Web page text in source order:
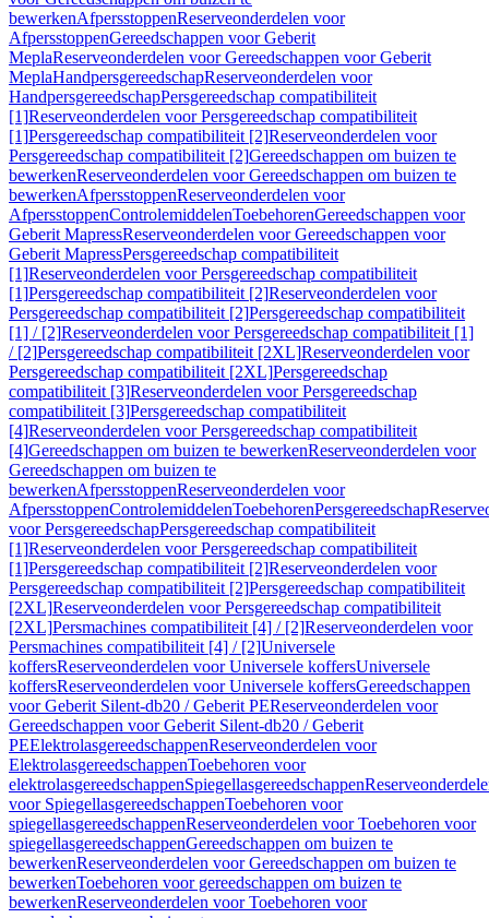
bewerkenAfpersstoppenReserveonderdelen voor
AfpersstoppenGereedschappen voor Geberit
MeplaReserveonderdelen voor Gereedschappen voor Geberit
MeplaHandpersgereedschapReserveonderdelen voor
HandpersgereedschapPersgereedschap compatibiliteit
[1]Reserveonderdelen voor Persgereedschap compatibiliteit
[1]Persgereedschap compatibiliteit [2]Reserveonderdelen voor
Persgereedschap compatibiliteit [2]Gereedschappen om buizen te
bewerkenReserveonderdelen voor Gereedschappen om buizen te
bewerkenAfpersstoppenReserveonderdelen voor
AfpersstoppenControlemiddelenToebehorenGereedschappen voor
Geberit MapressReserveonderdelen voor Gereedschappen voor
Geberit MapressPersgereedschap compatibiliteit
[1]Reserveonderdelen voor Persgereedschap compatibiliteit
[1]Persgereedschap compatibiliteit [2]Reserveonderdelen voor
Persgereedschap compatibiliteit [2]Persgereedschap compatibiliteit
[1] / [2]Reserveonderdelen voor Persgereedschap compatibiliteit [1]
/ [2]Persgereedschap compatibiliteit [2XL]Reserveonderdelen voor
Persgereedschap compatibiliteit [2XL]Persgereedschap
compatibiliteit [3]Reserveonderdelen voor Persgereedschap
compatibiliteit [3]Persgereedschap compatibiliteit
[4]Reserveonderdelen voor Persgereedschap compatibiliteit
[4]Gereedschappen om buizen te bewerkenReserveonderdelen voor
Gereedschappen om buizen te
bewerkenAfpersstoppenReserveonderdelen voor
AfpersstoppenControlemiddelenToebehorenPersgereedschap
voor PersgereedschapPersgereedschap compatibiliteit
[1]Reserveonderdelen voor Persgereedschap compatibiliteit
[1]Persgereedschap compatibiliteit [2]Reserveonderdelen voor
Persgereedschap compatibiliteit [2]Persgereedschap compatibiliteit
[2XL]Reserveonderdelen voor Persgereedschap compatibiliteit
[2XL]Persmachines compatibiliteit [4] / [2]Reserveonderdelen voor
Persmachines compatibiliteit [4] / [2]Universele
koffersReserveonderdelen voor Universele koffersUniversele
koffersReserveonderdelen voor Universele koffersGereedschappen
voor Geberit Silent-db20 / Geberit PEReserveonderdelen voor
Gereedschappen voor Geberit Silent-db20 / Geberit
PEElektrolasgereedschappenReserveonderdelen voor
ElektrolasgereedschappenToebehoren voor
elektrolasgereedschappenSpiegellasgereedschappen
voor SpiegellasgereedschappenToebehoren voor
spiegellasgereedschappenReserveonderdelen voor Toebehoren voor
spiegellasgereedschappenGereedschappen om buizen te
bewerkenReserveonderdelen voor Gereedschappen om buizen te
bewerkenToebehoren voor gereedschappen om buizen te
bewerkenReserveonderdelen voor Toebehoren voor